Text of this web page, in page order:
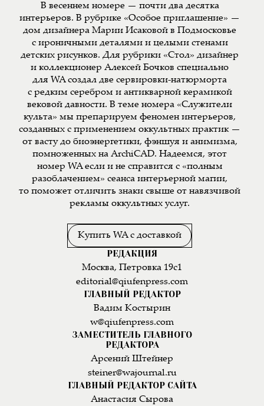
В весеннем номере — почти два десятка
интерьеров. В рубрике «Особое приглашение» —
дом дизайнера Марии Исаковой в Подмосковье
с ироничными деталями и целыми стенами
детских рисунков. Для рубрики «Стол» дизайнер
и коллекционер Алексей Бочков специально
для WA создал две сервировки-натюрморта
с редким серебром и антикварной керамикой
вековой давности. В теме номера «Служители
культа» мы препарируем феномен интерьеров,
созданных с применением оккультных практик —
от васту до биоэнергетики, фэншуя и анимизма,
помноженных на ArchiCAD. Надеемся, этот
номер WA если и не справится с «полным
разоблачением» сеанса интерьерной магии,
то поможет отличить знаки свыше от навязчивой
рекламы оккультных услуг.
Купить WA с доставкой
РЕДАКЦИЯ
Москва, Петровка 19с1
editorial@qiufenpress.com
ГЛАВНЫЙ РЕДАКТОР
Вадим Костырин
w@qiufenpress.com
ЗАМЕСТИТЕЛЬ ГЛАВНОГО
РЕДАКТОРА
Арсений Штейнер
steiner@wajournal.ru
ГЛАВНЫЙ РЕДАКТОР САЙТА
Анастасия Сырова